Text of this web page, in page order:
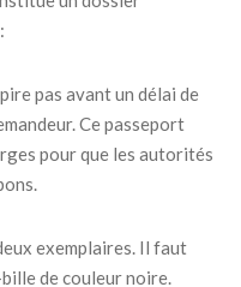
pas avant un délai de
Ce passeport
pour que les autorités
exemplaires. Il faut
de couleur noire.